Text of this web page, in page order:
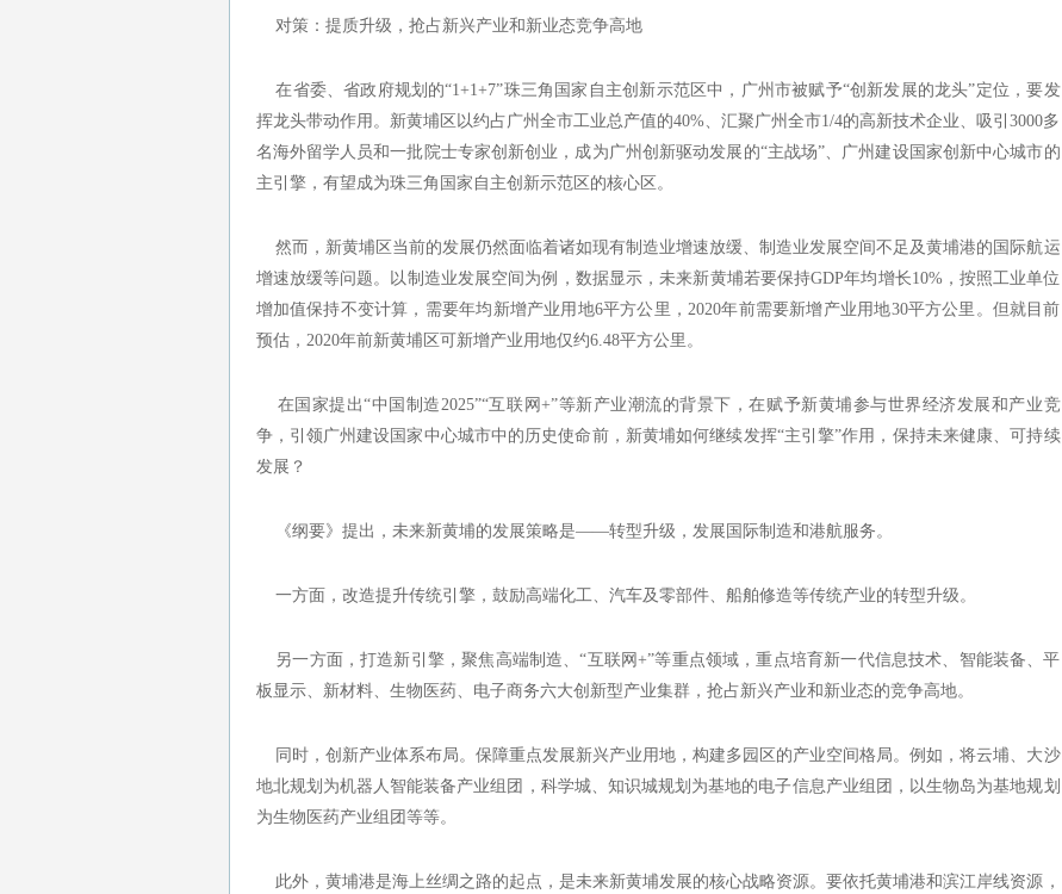
对策：提质升级，抢占新兴产业和新业态竞争高地
在省委、省政府规划的“1+1+7”珠三角国家自主创新示范区中，广州市被赋予“创新发展的龙头”定位，要发
挥龙头带动作用。新黄埔区以约占广州全市工业总产值的40%、汇聚广州全市1/4的高新技术企业、吸引3000多
名海外留学人员和一批院士专家创新创业，成为广州创新驱动发展的“主战场”、广州建设国家创新中心城市的
主引擎，有望成为珠三角国家自主创新示范区的核心区。
然而，新黄埔区当前的发展仍然面临着诸如现有制造业增速放缓、制造业发展空间不足及黄埔港的国际航运
增速放缓等问题。以制造业发展空间为例，数据显示，未来新黄埔若要保持GDP年均增长10%，按照工业单位
增加值保持不变计算，需要年均新增产业用地6平方公里，2020年前需要新增产业用地30平方公里。但就目前
预估，2020年前新黄埔区可新增产业用地仅约6.48平方公里。
在国家提出“中国制造2025”“互联网+”等新产业潮流的背景下，在赋予新黄埔参与世界经济发展和产业竞
争，引领广州建设国家中心城市中的历史使命前，新黄埔如何继续发挥“主引擎”作用，保持未来健康、可持续
发展？
《纲要》提出，未来新黄埔的发展策略是——转型升级，发展国际制造和港航服务。
一方面，改造提升传统引擎，鼓励高端化工、汽车及零部件、船舶修造等传统产业的转型升级。
另一方面，打造新引擎，聚焦高端制造、“互联网+”等重点领域，重点培育新一代信息技术、智能装备、平
板显示、新材料、生物医药、电子商务六大创新型产业集群，抢占新兴产业和新业态的竞争高地。
同时，创新产业体系布局。保障重点发展新兴产业用地，构建多园区的产业空间格局。例如，将云埔、大沙
地北规划为机器人智能装备产业组团，科学城、知识城规划为基地的电子信息产业组团，以生物岛为基地规划
为生物医药产业组团等等。
此外，黄埔港是海上丝绸之路的起点，是未来新黄埔发展的核心战略资源。要依托黄埔港和滨江岸线资源，